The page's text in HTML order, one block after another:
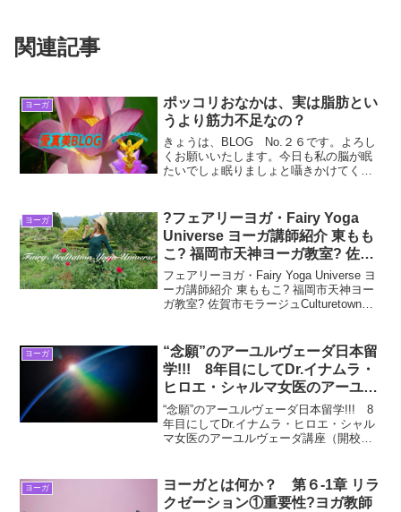
関連記事
ヨーガ
ポッコリおなかは、実は脂肪とい
うより筋力不足なの？
きょうは、BLOG No.２６です。よろし
くお願いいたします。今日も私の脳が眠
たいでしょ眠りましょと囁きかけてくる
意識にある進化” すべてが良い方向に進
化しますように...
ヨーガ
?フェアリーヨガ・Fairy Yoga
Universe ヨーガ講師紹介 東もも
こ? 福岡市天神ヨーガ教室? 佐賀
市モラージュCulturetownヨーガ
教室?
フェアリーヨガ・Fairy Yoga Universe ヨ
ーガ講師紹介 東ももこ? 福岡市天神ヨー
ガ教室? 佐賀市モラージュCulturetownヨ
ヨーガ
“念願”のアーユルヴェーダ日本留
学!!! 8年目にしてDr.イナムラ・
ヒロエ・シャルマ女医のアーユル
ヴェーダ講座（開校式)?
“念願”のアーユルヴェーダ日本留学!!! 8
年目にしてDr.イナムラ・ヒロエ・シャル
マ女医のアーユルヴェーダ講座（開校
りましたのでブログにします。“念願”のア
ーユルヴ...
ヨーガ
ヨーガとは何か？ 第６-1章 リラ
クゼーション①重要性?ヨガ教師